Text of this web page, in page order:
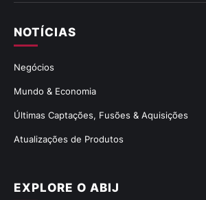
EXPLORE O ABIJ
NOTÍCIAS
Negócios
Mundo & Economia
Últimas Captações, Fusões & Aquisições
Atualizações de Produtos